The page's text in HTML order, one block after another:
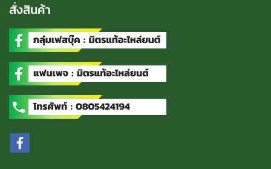
สั่งสินค้า